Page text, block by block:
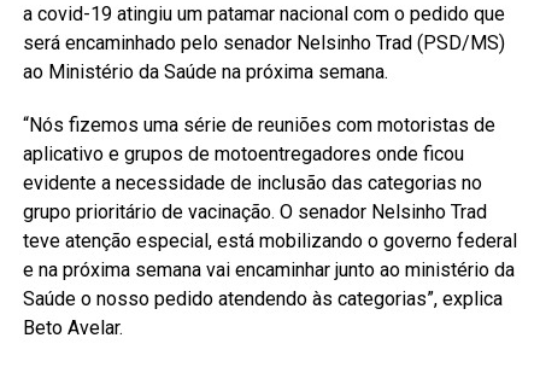
a covid-19 atingiu um patamar nacional com o pedido que
será encaminhado pelo senador Nelsinho Trad (PSD/MS)
ao Ministério da Saúde na próxima semana.
“Nós fizemos uma série de reuniões com motoristas de
aplicativo e grupos de motoentregadores onde ficou
evidente a necessidade de inclusão das categorias no
grupo prioritário de vacinação. O senador Nelsinho Trad
teve atenção especial, está mobilizando o governo federal
e na próxima semana vai encaminhar junto ao ministério da
Saúde o nosso pedido atendendo às categorias”, explica
Beto Avelar.